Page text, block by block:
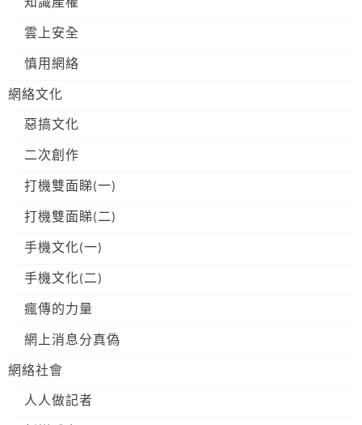
知識產權
雲上安全
慎用網絡
網絡文化
惡搞文化
二次創作
打機雙面睇(一)
打機雙面睇(二)
手機文化(一)
手機文化(二)
瘋傳的力量
網上消息分真偽
網絡社會
人人做記者